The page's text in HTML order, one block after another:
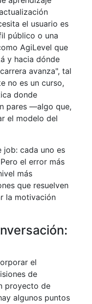
el usuario es
público o una
AgiLevel que
y hacia dónde
avanza", tal
no es un curso,
donde
pares —algo que,
el modelo del
job: cada uno es
el error más
más
que resuelven
la motivación
el
de
proyecto de
algunos puntos